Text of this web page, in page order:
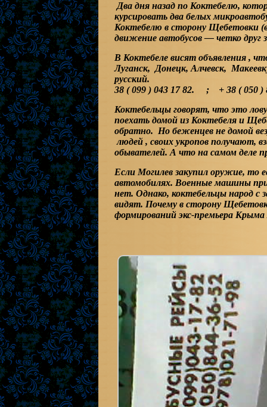
Два дня назад по Коктебелю,
курсировать два белых
Коктебелю в сторону Щебетовки
движение автобусов — четко друг
В Коктебеле висят объявления ,
Луганск, Донецк, Алчевск,
русский.
38 ( 099 ) 043 17 82. ; + 38 ( 050 )
Коктебельцы говорят, что это
поехать домой из Коктебеля и
обратно. Но беженцев не домой
людей , своих укропов
обывателей. А что на самом деле
Если Могилев закупил оружие, то
автомобилях. Военные машины
нет. Однако, коктебельцы народ
видят. Почему в сторону
формирований экс-премьера